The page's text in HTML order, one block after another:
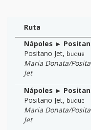
Ruta
Nápoles ►
Positano Jet, buque
Maria Donata/
Jet
Nápoles ►
Positano Jet, buque
Maria Donata/
Jet